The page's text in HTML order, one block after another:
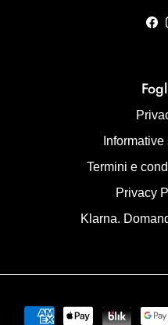
Termini e
Privacy
Klarna.